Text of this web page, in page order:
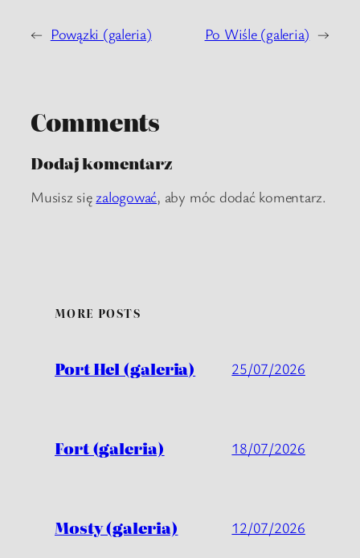
← Powązki (galeria) Po Wiśle (galeria) →
Comments
Dodaj komentarz
Musisz się zalogować, aby móc dodać komentarz.
MORE POSTS
Port Hel (galeria) 25/07/2026
Fort (galeria) 18/07/2026
Mosty (galeria) 12/07/2026